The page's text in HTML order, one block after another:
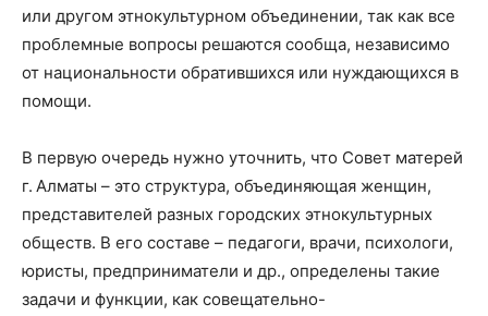
или другом этнокультурном объединении, так как все
проблемные вопросы решаются сообща, независимо
от национальности обратившихся или нуждающихся в
помощи.
В первую очередь нужно уточнить, что Совет матерей
г. Алматы – это структура, объединяющая женщин,
представителей разных городских этнокультурных
обществ. В его составе – педагоги, врачи, психологи,
юристы, предприниматели и др., определены такие
задачи и функции, как совещательно-